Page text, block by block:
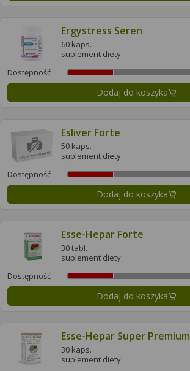
Ergystress Seren
60 kaps.
suplement diety
Dostępność
Dodaj do koszyka
Esliver Forte
50 kaps.
suplement diety
Dostępność
Dodaj do koszyka
Esse-Hepar Forte
30 tabl.
suplement diety
Dostępność
Dodaj do koszyka
Esse-Hepar Super Premium
30 kaps.
suplement diety